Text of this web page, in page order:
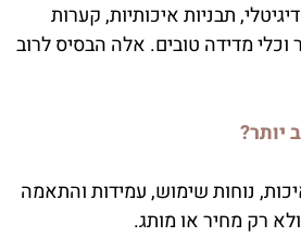
תבניות איכותיות, קערות
וכלי מדידה טובים. אלה הבסיס לרוב
יותר?
נוחות שימוש, עמידות והתאמה
רק מחיר או מותג.